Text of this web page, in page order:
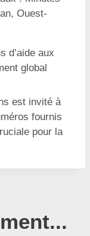
Ouest-
d’aide aux
global
est invité à
fournis
pour la